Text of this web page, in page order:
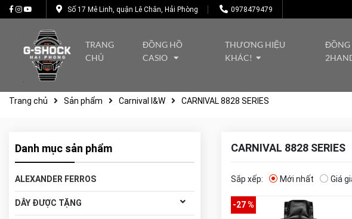
Số 17 Mê Linh, quận Lê Chân, Hải Phòng 0978479479
TRANG
CHỦ
ĐỒNG HỒ
CASIO
THƯƠNG HIỆU
KHÁC!
ĐỒNG
Trang chủ Sản phẩm Carnival I&W CARNIVAL 8828 SERIES
Danh mục sản phẩm
ALEXANDER FERROS
DÂY ĐƯỢC TẶNG
CARNIVAL 8828 SERIES
Sắp xếp: Mới nhất Giá
-27 %